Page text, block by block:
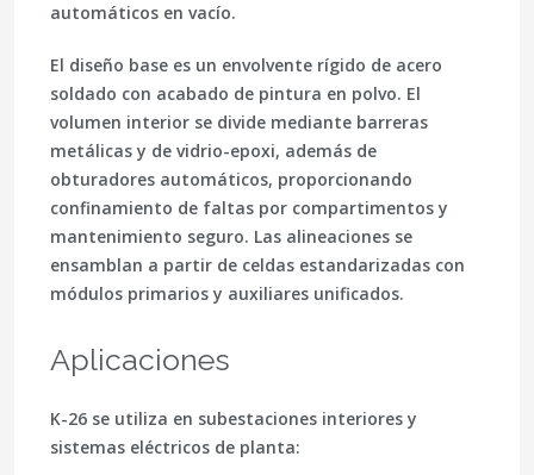
automáticos en vacío.
El diseño base es un envolvente rígido de acero
soldado con acabado de pintura en polvo. El
volumen interior se divide mediante barreras
metálicas y de vidrio-epoxi, además de
obturadores automáticos, proporcionando
confinamiento de faltas por compartimentos y
mantenimiento seguro. Las alineaciones se
ensamblan a partir de celdas estandarizadas con
módulos primarios y auxiliares unificados.
Aplicaciones
K-26 se utiliza en subestaciones interiores y
sistemas eléctricos de planta: